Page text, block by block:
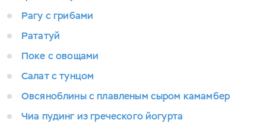
Рагу с грибами
Рататуй
Поке с овощами
Салат с тунцом
Овсяноблины с плавленым сыром камамбер
Чиа пудинг из греческого йогурта